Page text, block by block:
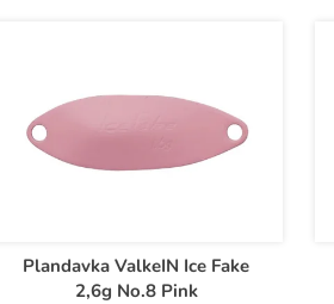
Plandavka ValkeIN Ice Fake
2,6g No.8 Pink